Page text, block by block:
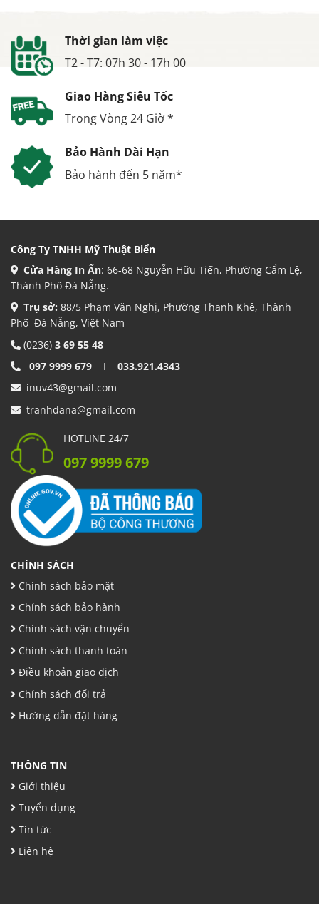
Thời gian làm việc
T2 - T7: 07h 30 - 17h 00
Giao Hàng Siêu Tốc
Trong Vòng 24 Giờ *
Bảo Hành Dài Hạn
Bảo hành đến 5 năm*
Công Ty TNHH Mỹ Thuật Biển
Cửa Hàng In Ấn: 66-68 Nguyễn Hữu Tiến, Phường Cẩm Lệ,
Thành Phố Đà Nẵng.
Trụ sở: 88/5 Phạm Văn Nghị, Phường Thanh Khê, Thành
Phố Đà Nẵng, Việt Nam
(0236) 3 69 55 48
097 9999 679 I 033.921.4343
inuv43@gmail.com
tranhdana@gmail.com
HOTLINE 24/7
097 9999 679
CHÍNH SÁCH
Chính sách bảo mật
Chính sách bảo hành
Chính sách vận chuyển
Chính sách thanh toán
Điều khoản giao dịch
Chính sách đổi trả
Hướng dẫn đặt hàng
THÔNG TIN
Giới thiệu
Tuyển dụng
Tin tức
Liên hệ